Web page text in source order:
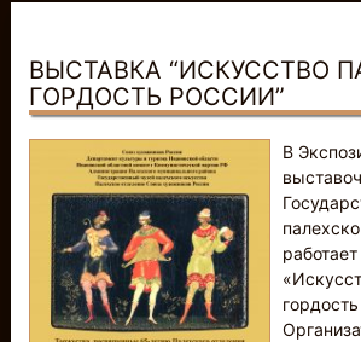
ВЫСТАВКА “ИСКУССТВО
ГОРДОСТЬ РОССИИ”
В